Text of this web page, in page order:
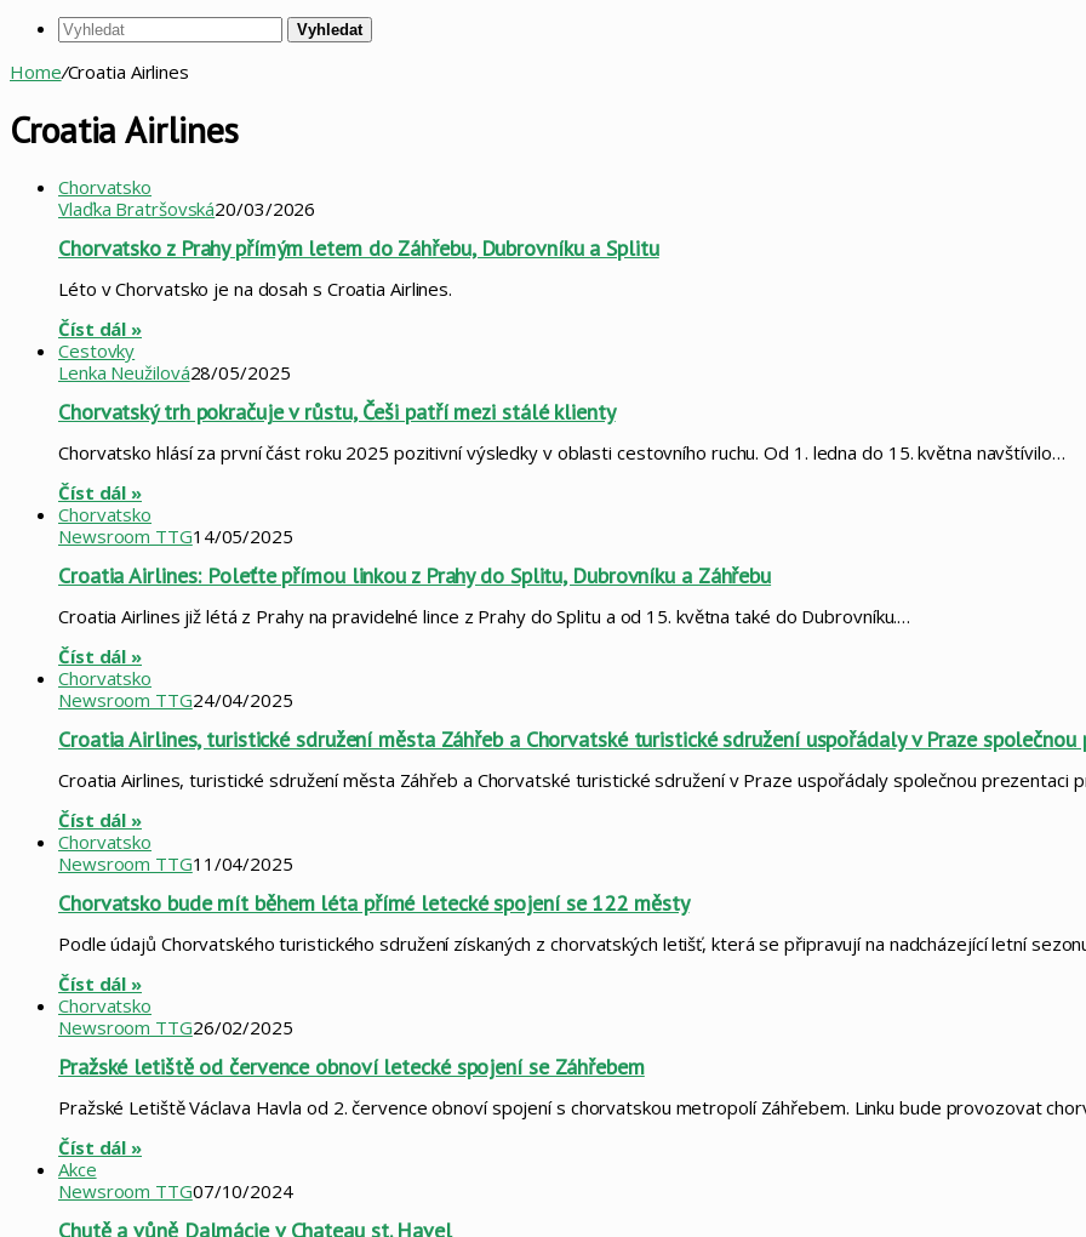
Vyhledat
Home/Croatia Airlines
Croatia Airlines
Chorvatsko
Vlaďka Bratršovská20/03/2026
Chorvatsko z Prahy přímým letem do Záhřebu, Dubrovníku a Splitu
Léto v Chorvatsko je na dosah s Croatia Airlines.
Číst dál »
Cestovky
Lenka Neužilová28/05/2025
Chorvatský trh pokračuje v růstu, Češi patří mezi stálé klienty
Chorvatsko hlásí za první část roku 2025 pozitivní výsledky v oblasti cestovního ruchu. Od 1. ledna do 15. května navštívilo…
Číst dál »
Chorvatsko
Newsroom TTG14/05/2025
Croatia Airlines: Poleťte přímou linkou z Prahy do Splitu, Dubrovníku a Záhřebu
Croatia Airlines již létá z Prahy na pravidelné lince z Prahy do Splitu a od 15. května také do Dubrovníku.…
Číst dál »
Chorvatsko
Newsroom TTG24/04/2025
Croatia Airlines, turistické sdružení města Záhřeb a Chorvatské turistické sdružení uspořádaly v Praze společnou
Croatia Airlines, turistické sdružení města Záhřeb a Chorvatské turistické sdružení v Praze uspořádaly společnou prezentaci
Číst dál »
Chorvatsko
Newsroom TTG11/04/2025
Chorvatsko bude mít během léta přímé letecké spojení se 122 městy
Podle údajů Chorvatského turistického sdružení získaných z chorvatských letišť, která se připravují na nadcházející letní
Číst dál »
Chorvatsko
Newsroom TTG26/02/2025
Pražské letiště od července obnoví letecké spojení se Záhřebem
Pražské Letiště Václava Havla od 2. července obnoví spojení s chorvatskou metropolí Záhřebem. Linku bude provozovat
Číst dál »
Akce
Newsroom TTG07/10/2024
Chutě a vůně Dalmácie v Chateau st. Havel